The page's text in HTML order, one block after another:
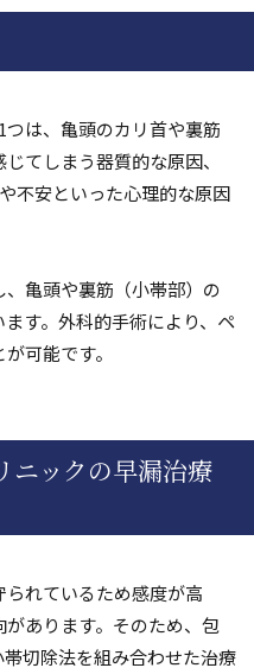
は、亀頭のカリ首や裏筋
てしまう器質的な原因、
不安といった心理的な原因
亀頭や裏筋（小帯部）の
す。外科的手術により、ペ
可能です。
ニックの早漏治療
れているため感度が高
あります。そのため、包
切除法を組み合わせた治療